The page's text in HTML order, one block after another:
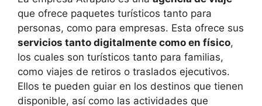
que ofrece paquetes turísticos tanto para
personas, como para empresas. Esta ofrece sus
servicios tanto digitalmente como en físico,
los cuales son turísticos tanto para familias,
como viajes de retiros o traslados ejecutivos.
Ellos te pueden guiar en los destinos que tienen
disponible, así como las actividades que